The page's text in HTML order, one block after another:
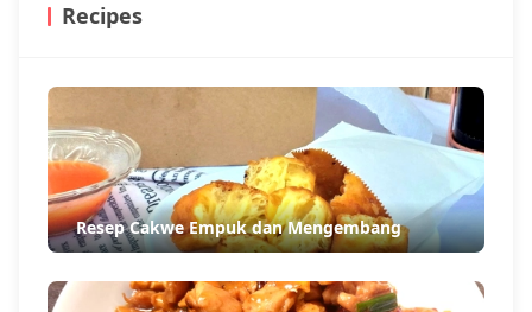
Recipes
Resep Cakwe Empuk dan Mengembang